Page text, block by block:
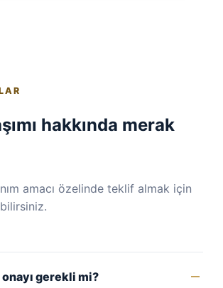
hakkında merak
amacı özelinde teklif almak için
gerekli mi?